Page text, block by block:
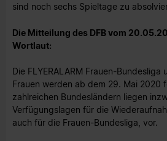
sind noch sechs Spieltage zu
Die Mitteilung des DFB vom
Wortlaut:
Die FLYERALARM Frauen-
Frauen werden ab dem 29. Mai 2020
zahlreichen Bundesländern liegen
Verfügungslagen für die
auch für die Frauen-Bundesliga, vor.